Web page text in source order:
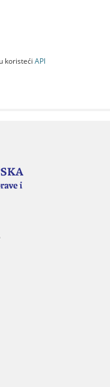
koristeći API